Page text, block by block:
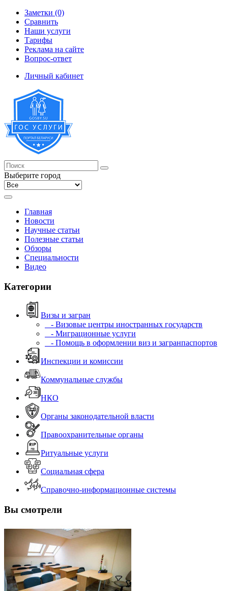
Заметки (0)
Сравнить
Наши услуги
Тарифы
Реклама на сайте
Вопрос-ответ
Личный кабинет
Выберите город
Главная
Новости
Научные статьи
Полезные статьи
Обзоры
Специальности
Видео
Категории
Визы и загран
- Визовые центры иностранных государств
- Миграционные услуги
- Помощь в оформлении виз и загранпаспортов
Инспекции и комиссии
Коммунальные службы
НКО
Органы законодательной власти
Правоохранительные органы
Ритуальные услуги
Социальная сфера
Справочно-информационные системы
Вы смотрели